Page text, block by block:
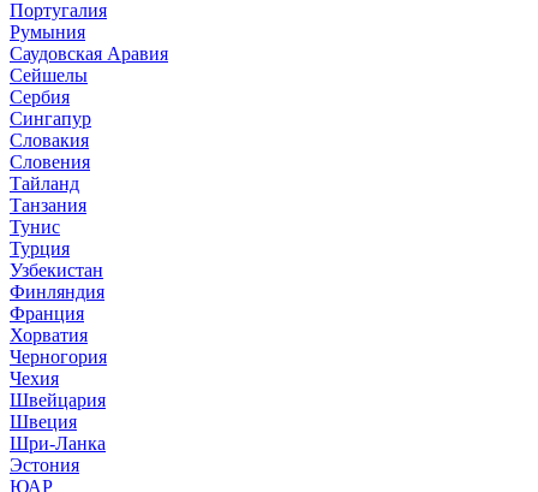
Португалия
Румыния
Саудовская Аравия
Сейшелы
Сербия
Сингапур
Словакия
Словения
Тайланд
Танзания
Тунис
Турция
Узбекистан
Финляндия
Франция
Хорватия
Черногория
Чехия
Швейцария
Швеция
Шри-Ланка
Эстония
ЮАР